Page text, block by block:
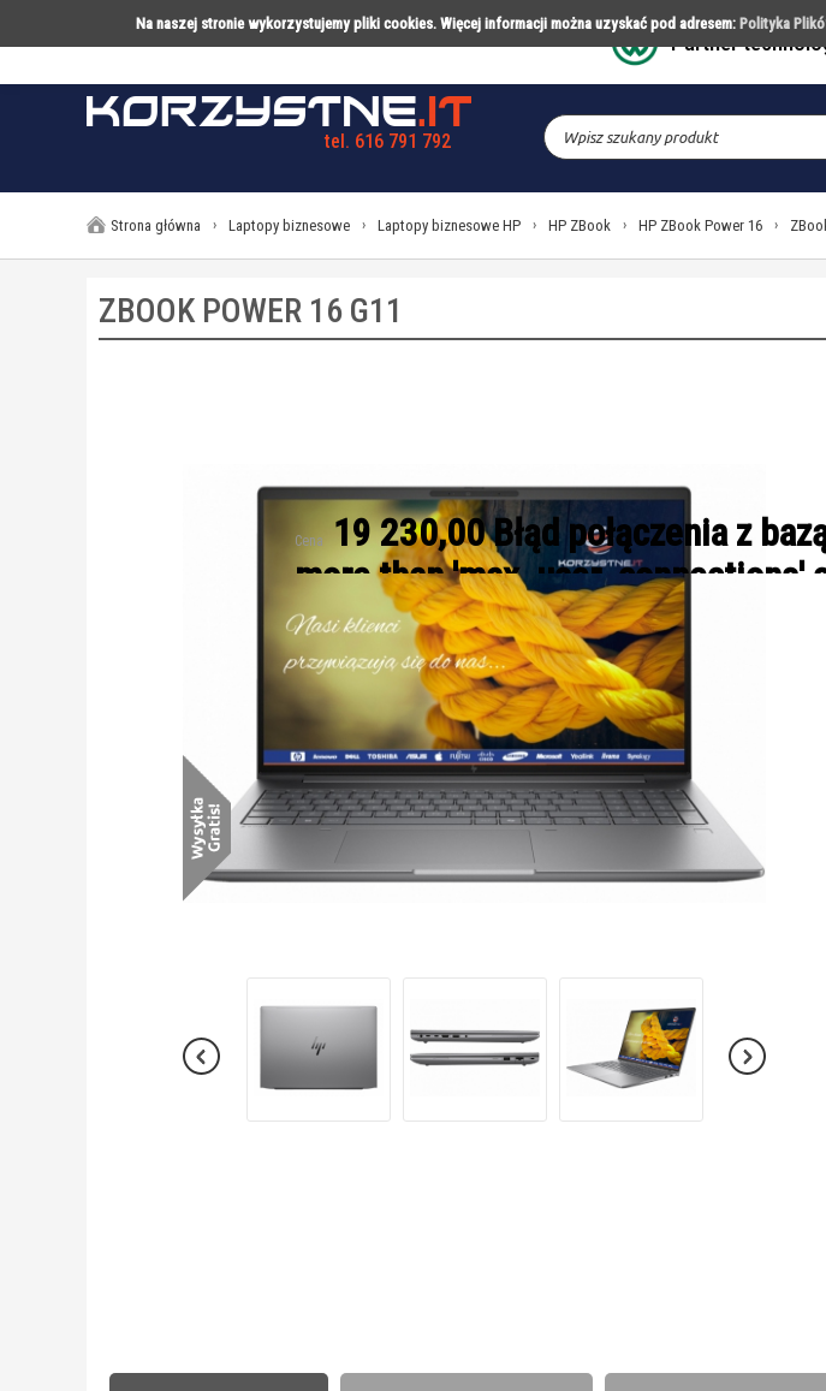
Na naszej stronie wykorzystujemy pliki cookies. Więcej informacji można uzyskać pod adresem: Polityka
Partner
tel. 616 791 792
DESKTOPY AKCESORIA
Strona główna › Laptopy biznesowe › Laptopy biznesowe HP › HP ZBook › HP ZBook Power 16 ›
ZBOOK POWER 16 G11
Cena
19 230,00 Błąd połączenia z
more than 'max_user_connections'
Fatal error: Call to a member
/home/ysser/domains/
on line101
15 634,15 Błąd
Fatal error: Call to a member function